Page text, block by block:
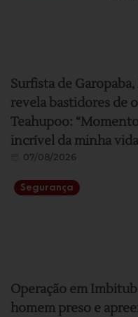
Surfista de
revela bastidores de
Teahupoo:
incrível da minha
07/08/2026
Segurança
Operação em
homem preso e